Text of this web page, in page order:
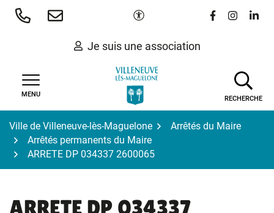
Aller
Paramètres d'accessibilité
Lien vers le
Lien vers
Lien
Je suis une association
MENU
RECHERCHE
Ville de Villeneuve-lès-Maguelone
Arrêtés du Maire
Arrêtés permanents du Maire
ARRETE DP 034337 2600065
ARRETE DP 034337